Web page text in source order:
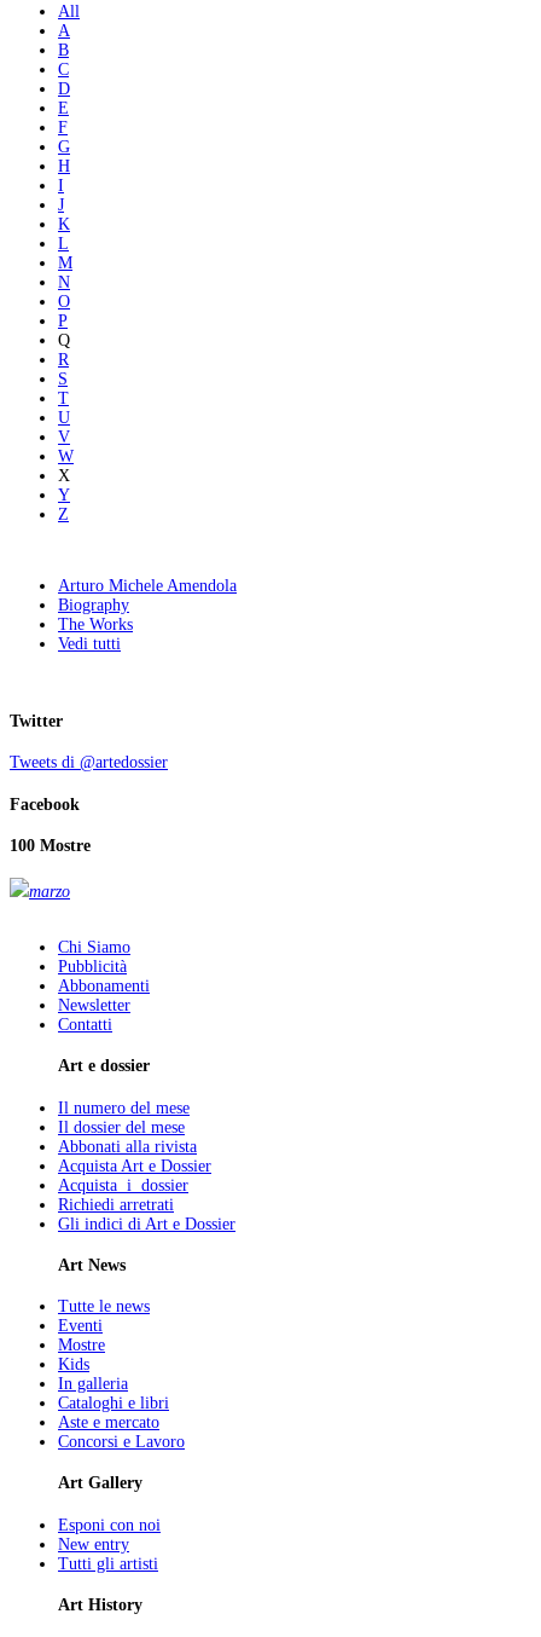
All
A
B
C
D
E
F
G
H
I
J
K
L
M
N
O
P
Q
R
S
T
U
V
W
X
Y
Z
Arturo Michele Amendola
Biography
The Works
Vedi tutti
Twitter
Tweets di @artedossier
Facebook
100 Mostre
marzo
Chi Siamo
Pubblicità
Abbonamenti
Newsletter
Contatti
Art e dossier
Il numero del mese
Il dossier del mese
Abbonati alla rivista
Acquista Art e Dossier
Acquista i dossier
Richiedi arretrati
Gli indici di Art e Dossier
Art News
Tutte le news
Eventi
Mostre
Kids
In galleria
Cataloghi e libri
Aste e mercato
Concorsi e Lavoro
Art Gallery
Esponi con noi
New entry
Tutti gli artisti
Art History